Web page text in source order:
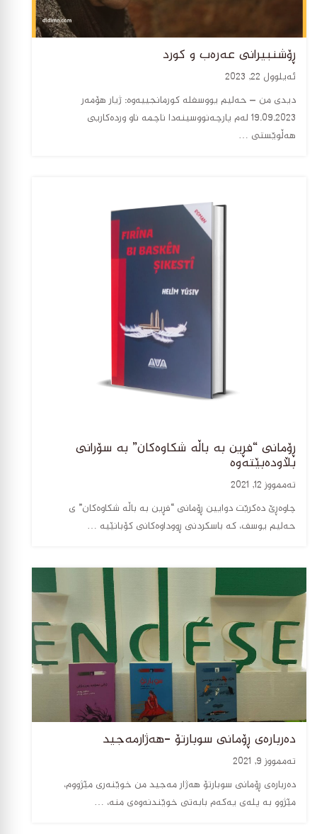
ڕۆشنبیرانی عەرەب و کورد
ئەیلوول 22, 2023
دیدی من – حەلیم یووسفلە کورمانجییەوە: ژیار هۆمەر
19.09.2023 لەم پارچەنووسینەدا ناچمە ناو وردەکاریی
هەڵوێستی …
ڕۆمانی “فڕین بە باڵە شکاوەکان” بە سۆرانی
بڵاودەبێتەوە
تەممووز 12, 2021
چاوەڕێ دەکرێت دوایین ڕۆمانی “فڕین بە باڵە شکاوەکان” ی
حەلیم یوسف، کە باسکردنی ڕووداوەکانی کۆبانێیە …
دەربارەی ڕۆمانی سوبارتۆ -هەژارمەجید
تەممووز 9, 2021
دەربارەی ڕۆمانی سوبارتۆ هەژار مەجید من خوێنەری مێژووم،
مێژوو بە پلەی یەکەم بابەتی خوێندنەوەی منە، …